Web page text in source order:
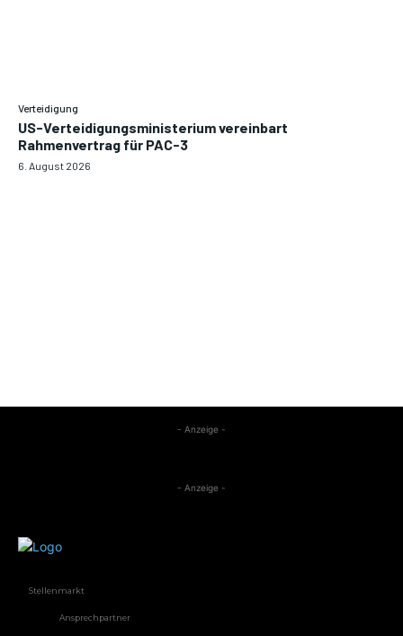
Verteidigung
US-Verteidigungsministerium vereinbart
Rahmenvertrag für PAC-3
6. August 2026
- Anzeige -
- Anzeige -
Stellenmarkt
Ansprechpartner